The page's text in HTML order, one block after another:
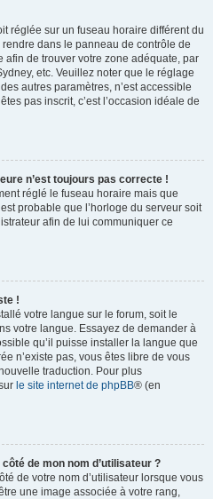
réglée sur un fuseau horaire différent du
dans le panneau de contrôle de
afin de trouver votre zone adéquate, par
etc. Veuillez noter que le réglage
autres paramètres, n’est accessible
pas inscrit, c’est l’occasion idéale de
n’est toujours pas correcte !
réglé le fuseau horaire mais que
probable que l’horloge du serveur soit
afin de lui communiquer ce
!
votre langue sur le forum, soit le
votre langue. Essayez de demander à
qu’il puisse installer la langue que
n’existe pas, vous êtes libre de vous
traduction. Pour plus
le site internet de phpBB® (en
de mon nom d’utilisateur ?
de votre nom d’utilisateur lorsque vous
une image associée à votre rang,